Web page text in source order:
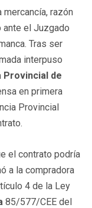
razón
ante el Juzgado
Tras ser
interpuso
Provincial de
en primera
Provincial
el contrato podría
a la compradora
4 de la Ley
85/577/CEE del